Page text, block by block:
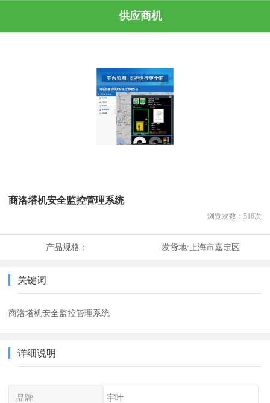
供应商机
商洛塔机安全监控管理系统
浏览次数： 516次
产品规格： 发货地:上海市嘉定区
关键词
商洛塔机安全监控管理系统
详细说明
品牌 宇叶